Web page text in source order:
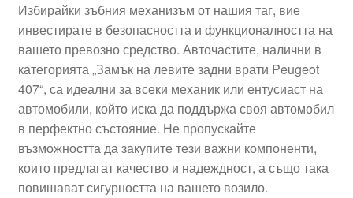
Правила и условия
Процедура за рекламации
Разгледайте
Транспорт
Избирайки зъбния механизъм от нашия таг, вие
инвестирате в безопасността и функционалността на
вашето превозно средство. Авточастите, налични в
категорията „Замък на левите задни врати Peugeot
407“, са идеални за всеки механик или ентусиаст на
автомобили, който иска да поддържа своя автомобил
в перфектно състояние. Не пропускайте
възможността да закупите тези важни компоненти,
които предлагат качество и надеждност, а също така
повишават сигурността на вашето возило.